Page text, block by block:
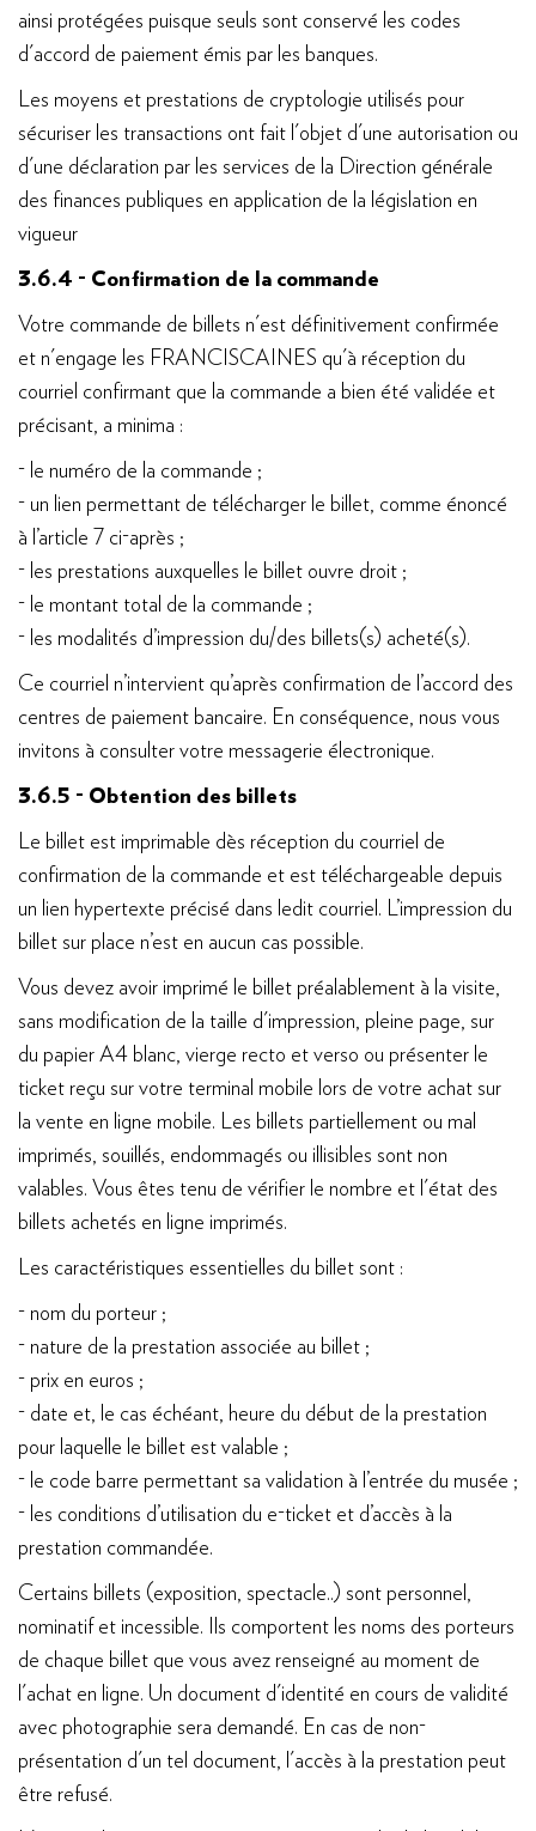
ainsi protégées puisque seuls sont conservé les codes
d'accord de paiement émis par les banques.
Les moyens et prestations de cryptologie utilisés pour
sécuriser les transactions ont fait l'objet d'une autorisation ou
d'une déclaration par les services de la Direction générale
des finances publiques en application de la législation en
vigueur
3.6.4 - Confirmation de la commande
Votre commande de billets n'est définitivement confirmée
et n'engage les FRANCISCAINES qu'à réception du
courriel confirmant que la commande a bien été validée et
précisant, a minima :
- le numéro de la commande ;
- un lien permettant de télécharger le billet, comme énoncé
à l’article 7 ci-après ;
- les prestations auxquelles le billet ouvre droit ;
- le montant total de la commande ;
- les modalités d’impression du/des billets(s) acheté(s).
Ce courriel n’intervient qu’après confirmation de l’accord des
centres de paiement bancaire. En conséquence, nous vous
invitons à consulter votre messagerie électronique.
3.6.5 - Obtention des billets
Le billet est imprimable dès réception du courriel de
confirmation de la commande et est téléchargeable depuis
un lien hypertexte précisé dans ledit courriel. L’impression du
billet sur place n’est en aucun cas possible.
Vous devez avoir imprimé le billet préalablement à la visite,
sans modification de la taille d'impression, pleine page, sur
du papier A4 blanc, vierge recto et verso ou présenter le
ticket reçu sur votre terminal mobile lors de votre achat sur
la vente en ligne mobile. Les billets partiellement ou mal
imprimés, souillés, endommagés ou illisibles sont non
valables. Vous êtes tenu de vérifier le nombre et l'état des
billets achetés en ligne imprimés.
Les caractéristiques essentielles du billet sont :
- nom du porteur ;
- nature de la prestation associée au billet ;
- prix en euros ;
- date et, le cas échéant, heure du début de la prestation
pour laquelle le billet est valable ;
- le code barre permettant sa validation à l’entrée du musée ;
- les conditions d’utilisation du e-ticket et d’accès à la
prestation commandée.
Certains billets (exposition, spectacle..) sont personnel,
nominatif et incessible. Ils comportent les noms des porteurs
de chaque billet que vous avez renseigné au moment de
l'achat en ligne. Un document d'identité en cours de validité
avec photographie sera demandé. En cas de non-
présentation d'un tel document, l'accès à la prestation peut
être refusé.